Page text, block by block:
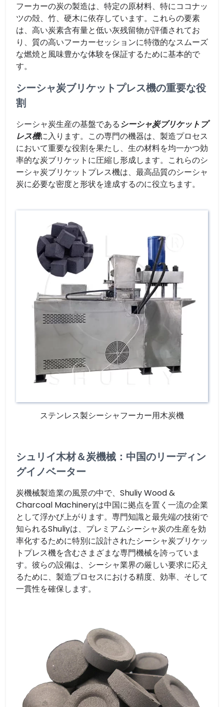
フーカーの炭の製造は、特定の原材料、特にココナッ
ツの殻、竹、硬木に依存しています。これらの要素
は、高い炭素含有量と低い灰残留物が評価されてお
り、質の高いフーカーセッションに特徴的なスムーズ
な燃焼と風味豊かな体験を保証するために基本的で
す。
シーシャ炭ブリケットプレス機の重要な役
割
シーシャ炭生産の基盤であるシーシャ炭ブリケットプ
レス機に入ります。この専門の機器は、製造プロセス
において重要な役割を果たし、生の材料を均一かつ効
率的な炭ブリケットに圧縮し形成します。これらのシ
ーシャ炭ブリケットプレス機は、最高品質のシーシャ
炭に必要な密度と形状を達成するのに役立ちます。
ステンレス製シーシャフーカー用木炭機
シュリイ木材＆炭機械：中国のリーディン
グイノベーター
炭機械製造業の風景の中で、Shuliy Wood &
Charcoal Machineryは中国に拠点を置く一流の企業
として浮かび上がります。専門知識と最先端の技術で
知られるShuliyは、プレミアムシーシャ炭の生産を効
率化するために特別に設計されたシーシャ炭ブリケッ
トプレス機を含むさまざまな専門機械を誇っていま
す。彼らの設備は、シーシャ業界の厳しい要求に応え
るために、製造プロセスにおける精度、効率、そして
一貫性を確保します。